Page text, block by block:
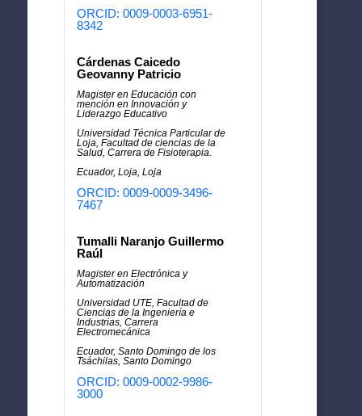
ORCID: 0009-0003-6951-
8342
Cárdenas Caicedo
Geovanny Patricio
Magister en Educación con
mención en Innovación y
Liderazgo Educativo
Universidad Técnica Particular de
Loja, Facultad de ciencias de la
Salud, Carrera de Fisioterapia.
Ecuador, Loja, Loja
ORCID: 0009-0009-3496-
7467
Tumalli Naranjo Guillermo
Raúl
Magister en Electrónica y
Automatización
Universidad UTE, Facultad de
Ciencias de la Ingeniería e
Industrias, Carrera
Electromecánica
Ecuador, Santo Domingo de los
Tsáchilas, Santo Domingo
ORCID: 0009-0002-9986-
3000